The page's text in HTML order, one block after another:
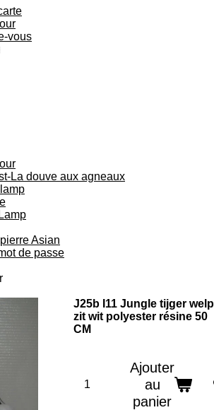
vous
La douve aux agneaux
Asian
de passe
J25b I11 Jungle tijger welp
zit wit polyester résine 50
CM
Ajouter
au
panier